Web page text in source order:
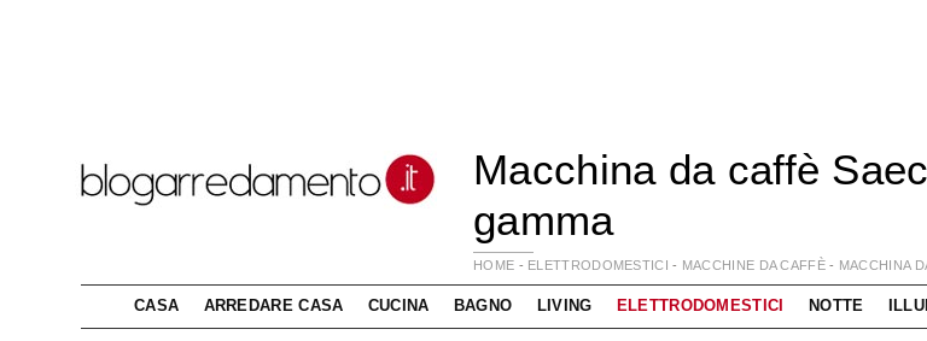
Macchina da caffè
gamma
HOME - ELETTRODOMESTICI - MACCHINE DA CAFFÈ - MACCHINA
CASA ARREDARE CASA CUCINA BAGNO LIVING ELETTRODOMESTICI NOTTE